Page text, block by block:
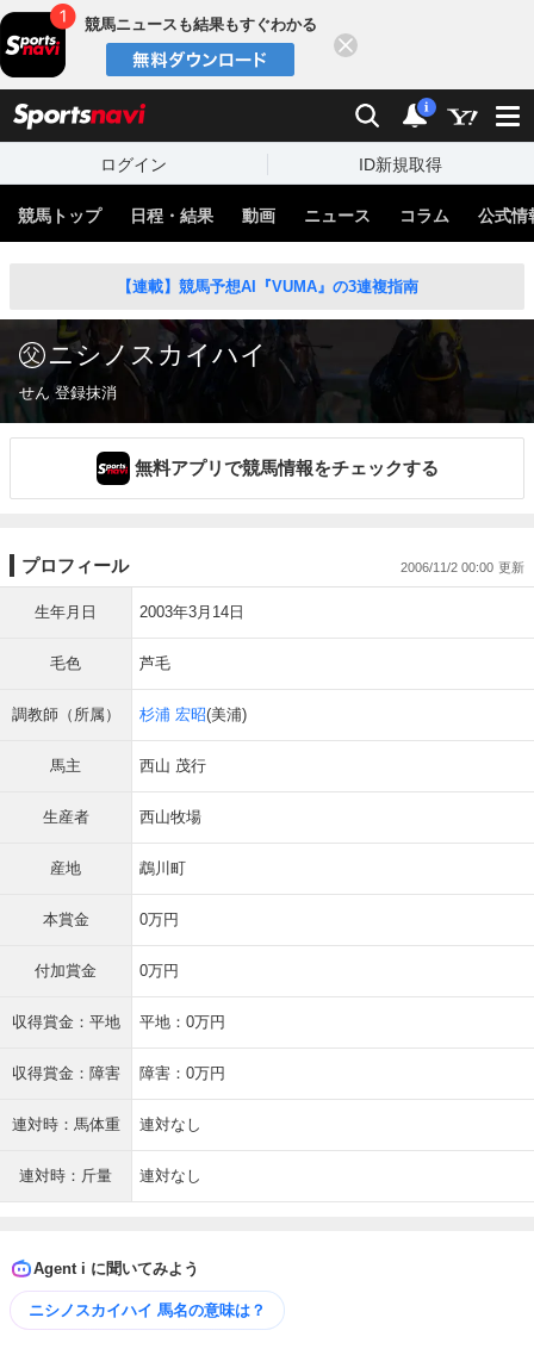
競馬ニュースも結果もすぐわかる
検索 通知
i
ログイン ID新規取得
競馬トップ 日程・結果 動画 ニュース コラム 公式情
【連載】競馬予想AI『VUMA』の3連複指南
ニシノスカイハイ
せん 登録抹消
無料アプリで競馬情報をチェックする
プロフィール 2006/11/2 00:00
生年月日 2003年3月14日
毛色 芦毛
調教師（所属） 杉浦 宏昭(美浦)
馬主 西山 茂行
生産者 西山牧場
産地 鵡川町
本賞金 0万円
付加賞金 0万円
収得賞金：平地 平地：0万円
収得賞金：障害 障害：0万円
連対時：馬体重 連対なし
連対時：斤量 連対なし
Agent i に聞いてみよう
ニシノスカイハイ 馬名の意味は？